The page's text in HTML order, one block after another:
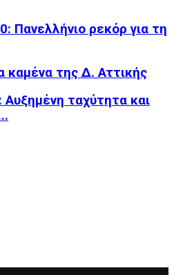
Πανελλήνιο ρεκόρ για τη
καμένα της Δ. Αττικής
Αυξημένη ταχύτητα και